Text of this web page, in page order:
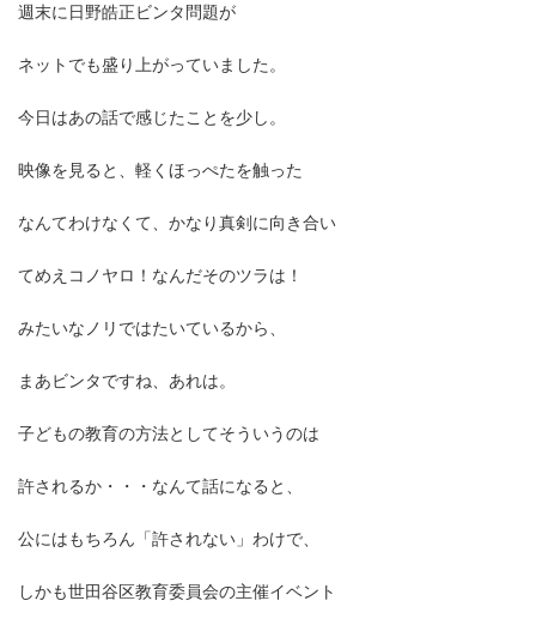
週末に日野皓正ビンタ問題が
ネットでも盛り上がっていました。
今日はあの話で感じたことを少し。
映像を見ると、軽くほっぺたを触った
なんてわけなくて、かなり真剣に向き合い
てめえコノヤロ！なんだそのツラは！
みたいなノリではたいているから、
まあビンタですね、あれは。
子どもの教育の方法としてそういうのは
許されるか・・・なんて話になると、
公にはもちろん「許されない」わけで、
しかも世田谷区教育委員会の主催イベント